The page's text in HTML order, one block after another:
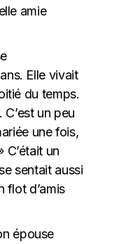
amie
Elle vivait
du temps.
un peu
une fois,
un
sentait aussi
flot d’amis
épouse